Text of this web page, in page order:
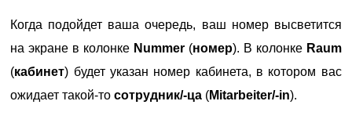
Когда подойдет ваша очередь, ваш номер высветится
на экране в колонке Nummer (номер). В колонке Raum
(кабинет) будет указан номер кабинета, в котором вас
ожидает такой-тосотрудник/-ца (Mitarbeiter/-in).